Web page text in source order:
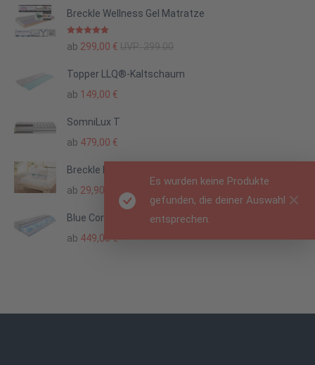
Es wurden keine Produkte
gefunden, die deiner Auswahl
entsprechen.
Breckle Wellness Gel Matratze
Bewertet mit
5.00von 5
ab 299,00 € UVP: 399.00
Topper LLQ®-Kaltschaum
ab 149,00 €
SomniLux T
ab 479,00 €
Breckle Matratzenauflage Molton
ab 29,90
Blue Comfort GEL H2 Matratze
ab 449,00€